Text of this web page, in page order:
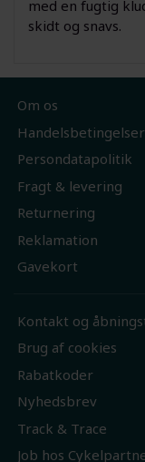
med en fugtig
skidt og snavs.
Om os
Handelsbetingelser
Persondatapolitik
Fragt & levering
Returnering
Reklamation
Gavekort
Kontakt og
Brug af cookies
Rabatkoder
Nyhedsbrev
Track & Trace
Job hos